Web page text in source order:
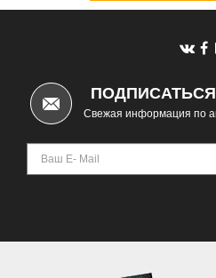
Свежая информация по